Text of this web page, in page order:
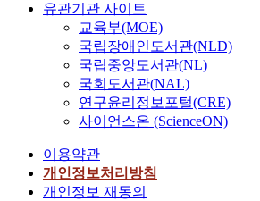
유관기관 사이트
교육부(MOE)
국립장애인도서관(NLD)
국립중앙도서관(NL)
국회도서관(NAL)
연구윤리정보포털(CRE)
사이언스온 (ScienceON)
이용약관
개인정보처리방침
개인정보 재동의